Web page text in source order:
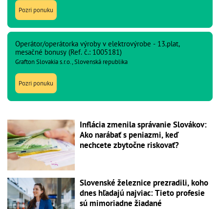
Pozri ponuku
Operátor/operátorka výroby v elektrovýrobe - 13.plat,
mesačné bonusy (Ref. č.: 1005181)
Grafton Slovakia s.r.o., Slovenská republika
Pozri ponuku
Inflácia zmenila správanie Slovákov:
Ako narábať s peniazmi, keď
nechcete zbytočne riskovať?
Slovenské železnice prezradili, koho
dnes hľadajú najviac: Tieto profesie
sú mimoriadne žiadané